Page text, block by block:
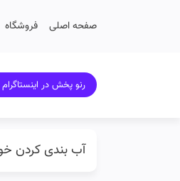
صفحه اصلی فروشگاه
رنو پخش در اینستاگرام
آب بندی کردن